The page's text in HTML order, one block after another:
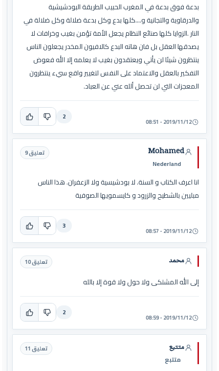
بدعة فوق بدعة في المغرب الحبيب الطريقة البودشيشية
والدرقاوية والتجانية و....كلها بدع وكل بدعة ضلالة وكل ضلالة في
النار .الزوايا كلها صنائع النظام يجعل الأمة تؤمن بغيب وخرافات لا
يصدقها العقل بل فان هاته البدع كالافيون المخدر يجعلون الناس
ينتظرون شيئا لن يأتي ويعتقدون بغيب لا يعلمه إلا الله فعوض
التفكير بالعقل والاعتماد على النفس لتغيير واقع سيء ينتظرون
المعجزات التي لن تحصل ألله عني عن العباد.
2019/11/12 - 08:51
2
Mohamed
Nederland
تعليق 9
انا اعرف الكتاب و السنة. لا بودشيسية ولا الزعفران. هذا الناس
مبليين بالشطيح والزرود و كايسمويها الصوفية
2019/11/12 - 08:57
3
محمد تعليق 10
إلى الله المشتكى ولا حول ولا قوة إلا بالله
2019/11/12 - 08:59
2
متتبع
متتبع
تعليق 11